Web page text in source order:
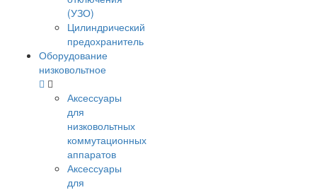
(УЗО)
Цилиндрический
предохранитель
Оборудование
низковольтное
Аксессуары
для
низковольтных
коммутационных
аппаратов
Аксессуары
для